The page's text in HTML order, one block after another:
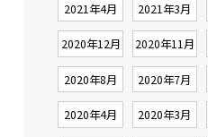
2021年4月 2021年3月
2020年12月 2020年11月
2020年8月 2020年7月
2020年4月 2020年3月